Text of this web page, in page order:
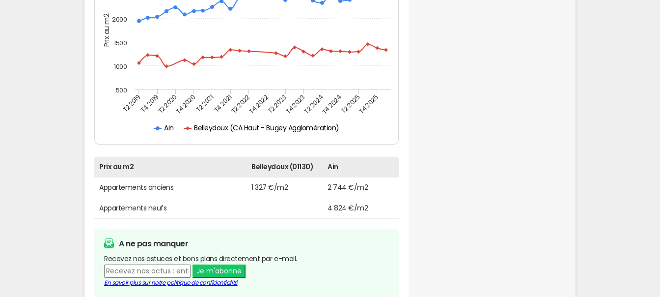
Prix au m2
Ain Belleydoux (CA Haut - Bugey Agglomération)
T2 2019T4 2019T2 2020T4 2020T2 2021T4 2021T2 2022T4 2022T2 2023T4 2023T2 2024T4 2024T2 2025T4 2025
500
1000
1500
2000
Prix au m2 Belleydoux (01130) Ain
Appartements anciens 1 327 €/m2 2 744 €/m2
Appartements neufs 4 824 €/m2
A ne pas manquer
Recevez nos astuces et bons plans directement par e-mail.
Je m'abonne
En savoir plus sur notre politique de confidentialité